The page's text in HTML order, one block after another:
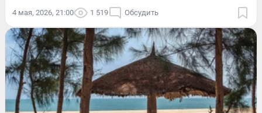
4 мая, 2026, 21:00 1 519 Обсудить